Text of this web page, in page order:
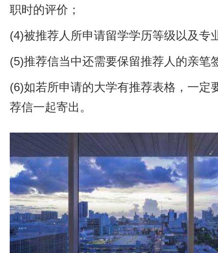
职时的评价；
(4)被推荐人所申请留学学历等级以及专
(5)推荐信当中还需要保留推荐人的亲笔
(6)如若所申请的大学有推荐表格，一定
荐信一起寄出。